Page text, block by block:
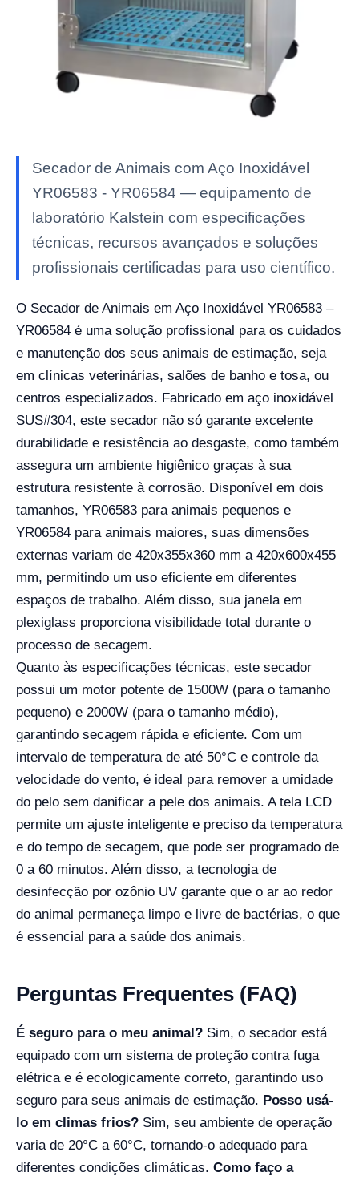
Secador de Animais com Aço Inoxidável
YR06583 - YR06584 — equipamento de
laboratório Kalstein com especificações
técnicas, recursos avançados e soluções
profissionais certificadas para uso científico.
O Secador de Animais em Aço Inoxidável YR06583 –
YR06584 é uma solução profissional para os cuidados
e manutenção dos seus animais de estimação, seja
em clínicas veterinárias, salões de banho e tosa, ou
centros especializados. Fabricado em aço inoxidável
SUS#304, este secador não só garante excelente
durabilidade e resistência ao desgaste, como também
assegura um ambiente higiênico graças à sua
estrutura resistente à corrosão. Disponível em dois
tamanhos, YR06583 para animais pequenos e
YR06584 para animais maiores, suas dimensões
externas variam de 420x355x360 mm a 420x600x455
mm, permitindo um uso eficiente em diferentes
espaços de trabalho. Além disso, sua janela em
plexiglass proporciona visibilidade total durante o
processo de secagem.
Quanto às especificações técnicas, este secador
possui um motor potente de 1500W (para o tamanho
pequeno) e 2000W (para o tamanho médio),
garantindo secagem rápida e eficiente. Com um
intervalo de temperatura de até 50°C e controle da
velocidade do vento, é ideal para remover a umidade
do pelo sem danificar a pele dos animais. A tela LCD
permite um ajuste inteligente e preciso da temperatura
e do tempo de secagem, que pode ser programado de
0 a 60 minutos. Além disso, a tecnologia de
desinfecção por ozônio UV garante que o ar ao redor
do animal permaneça limpo e livre de bactérias, o que
é essencial para a saúde dos animais.
Perguntas Frequentes (FAQ)
É seguro para o meu animal? Sim, o secador está
equipado com um sistema de proteção contra fuga
elétrica e é ecologicamente correto, garantindo uso
seguro para seus animais de estimação. Posso usá-
lo em climas frios? Sim, seu ambiente de operação
varia de 20°C a 60°C, tornando-o adequado para
diferentes condições climáticas. Como faço a